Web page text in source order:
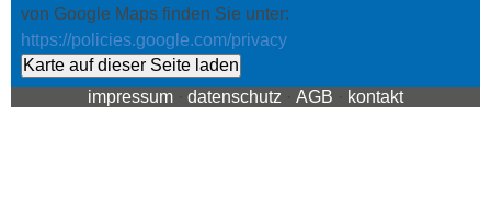
von Google Maps finden Sie unter:
https://policies.google.com/privacy
Karte auf dieser Seite laden
impressum
datenschutz AGB kontakt